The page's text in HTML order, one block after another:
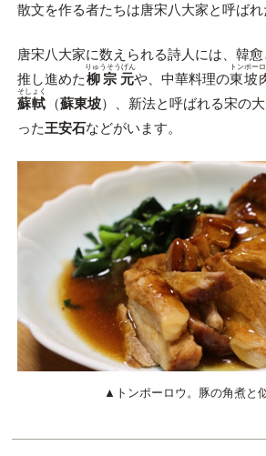
散文を作る者たちは唐宋八大家と呼ばれ
唐宋八大家に数えられる詩人には、韓
推し進めた柳宗元
りゅうそうげん
や、中華料理の東坡
トンポー
蘇軾
そしょく
（蘇東坡）、新法と呼ばれる宋の
った王安石などがいます。
▲トンポーロウ。豚の角煮と